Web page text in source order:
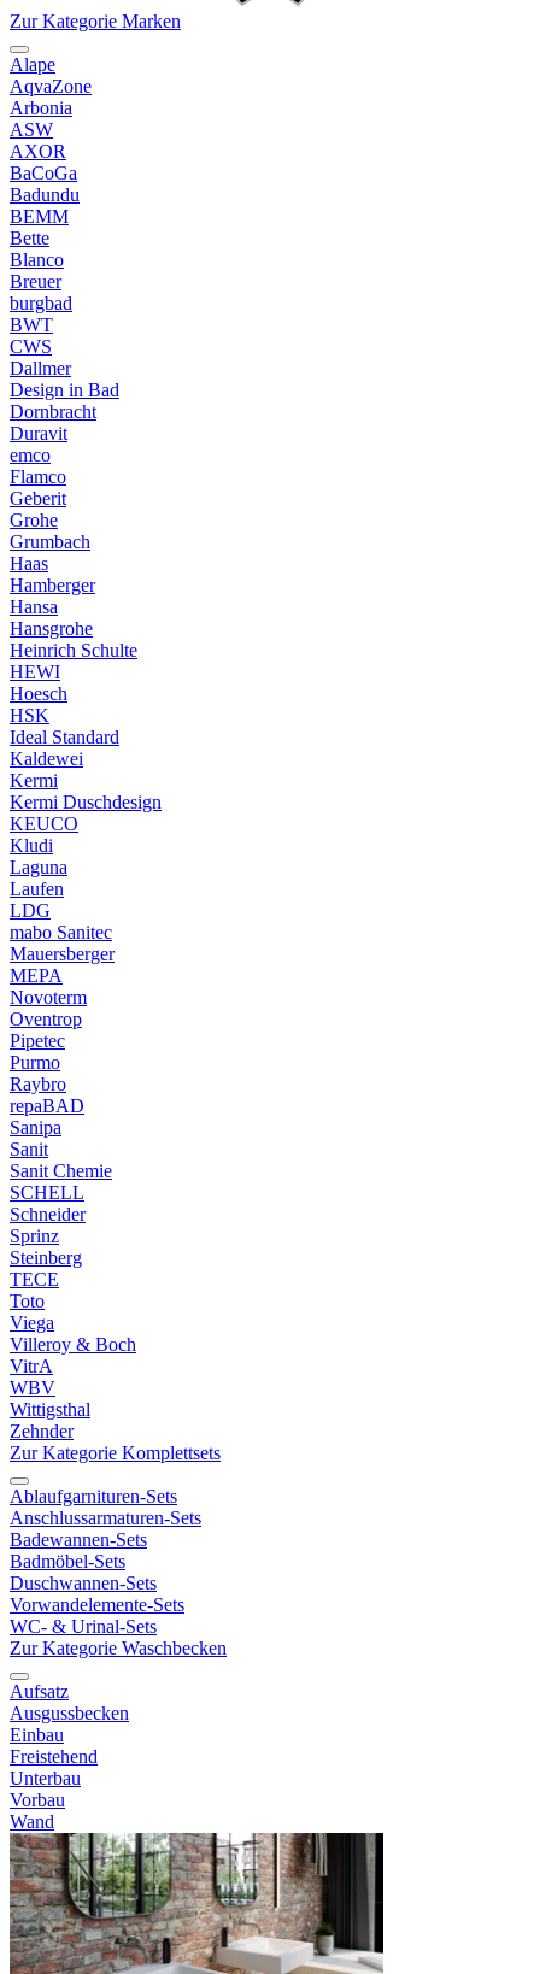
Zur Kategorie Marken
Alape
AqvaZone
Arbonia
ASW
AXOR
BaCoGa
Badundu
BEMM
Bette
Blanco
Breuer
burgbad
BWT
CWS
Dallmer
Design in Bad
Dornbracht
Duravit
emco
Flamco
Geberit
Grohe
Grumbach
Haas
Hamberger
Hansa
Hansgrohe
Heinrich Schulte
HEWI
Hoesch
HSK
Ideal Standard
Kaldewei
Kermi
Kermi Duschdesign
KEUCO
Kludi
Laguna
Laufen
LDG
mabo Sanitec
Mauersberger
MEPA
Novoterm
Oventrop
Pipetec
Purmo
Raybro
repaBAD
Sanipa
Sanit
Sanit Chemie
SCHELL
Schneider
Sprinz
Steinberg
TECE
Toto
Viega
Villeroy & Boch
VitrA
WBV
Wittigsthal
Zehnder
Zur Kategorie Komplettsets
Ablaufgarnituren-Sets
Anschlussarmaturen-Sets
Badewannen-Sets
Badmöbel-Sets
Duschwannen-Sets
Vorwandelemente-Sets
WC- & Urinal-Sets
Zur Kategorie Waschbecken
Aufsatz
Ausgussbecken
Einbau
Freistehend
Unterbau
Vorbau
Wand